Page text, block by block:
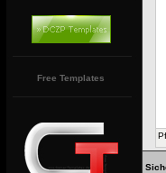
Free Templates